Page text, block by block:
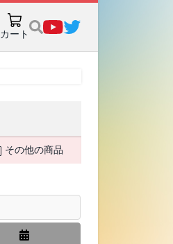
カート
その他の商品